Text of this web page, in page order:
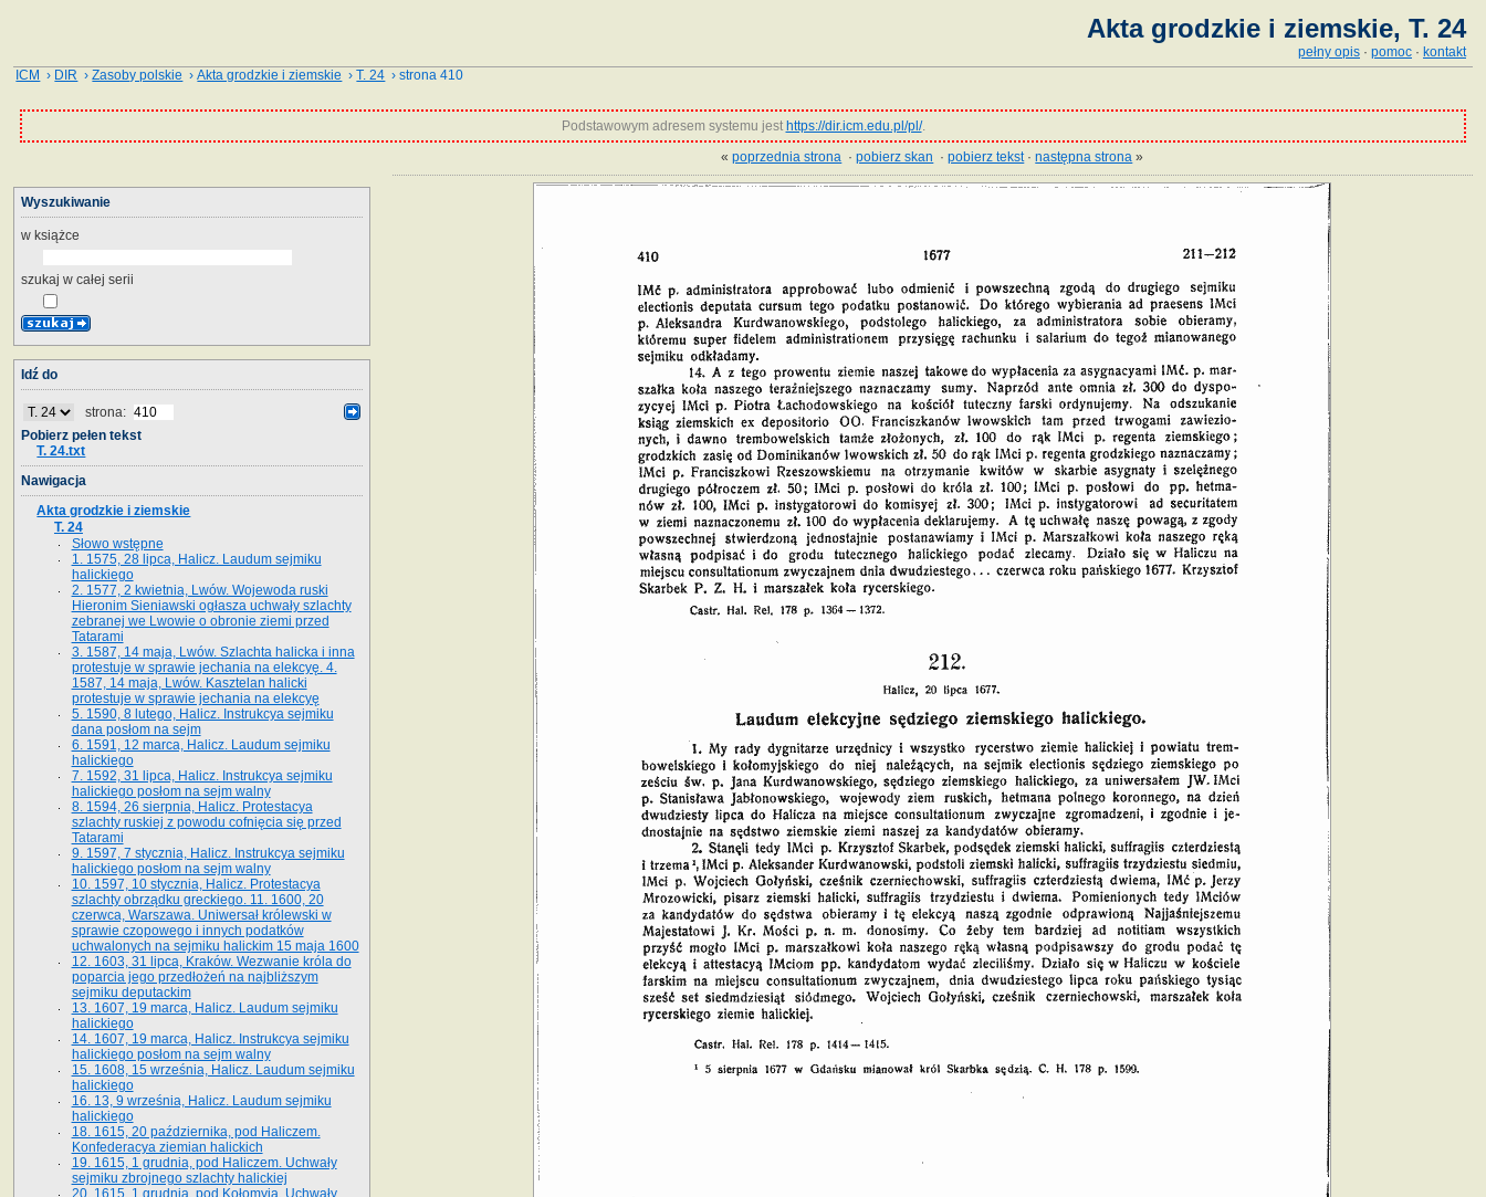
Akta grodzkie i ziemskie, T. 24
pełny opis · pomoc · kontakt
ICM › DIR ›Zasoby polskie ›Akta grodzkie i ziemskie ›T. 24 › strona 410
Podstawowym adresem systemu jest https://dir.icm.edu.pl/pl/.
«poprzednia strona ·pobierz skan ·pobierz tekst·następna strona »
Wyszukiwanie
w książce
szukaj w całej serii
Idź do
strona:
Pobierz pełen tekst
T. 24.txt
Nawigacja
Akta grodzkie i ziemskie
T. 24
Słowo wstępne
1. 1575, 28 lipca, Halicz. Laudum sejmiku
halickiego
2. 1577, 2 kwietnia, Lwów. Wojewoda ruski
Hieronim Sieniawski ogłasza uchwały szlachty
zebranej we Lwowie o obronie ziemi przed
Tatarami
3. 1587, 14 maja, Lwów. Szlachta halicka i inna
protestuje w sprawie jechania na elekcyę. 4.
1587, 14 maja, Lwów. Kasztelan halicki
protestuje w sprawie jechania na elekcyę
5. 1590, 8 lutego, Halicz. Instrukcya sejmiku
dana posłom na sejm
6. 1591, 12 marca, Halicz. Laudum sejmiku
halickiego
7. 1592, 31 lipca, Halicz. Instrukcya sejmiku
halickiego posłom na sejm walny
8. 1594, 26 sierpnia, Halicz. Protestacya
szlachty ruskiej z powodu cofnięcia się przed
Tatarami
9. 1597, 7 stycznia, Halicz. Instrukcya sejmiku
halickiego posłom na sejm walny
10. 1597, 10 stycznia, Halicz. Protestacya
szlachty obrządku greckiego. 11. 1600, 20
czerwca, Warszawa. Uniwersał królewski w
sprawie czopowego i innych podatków
uchwalonych na sejmiku halickim 15 maja 1600
12. 1603, 31 lipca, Kraków. Wezwanie króla do
poparcia jego przedłożeń na najbliższym
sejmiku deputackim
13. 1607, 19 marca, Halicz. Laudum sejmiku
halickiego
14. 1607, 19 marca, Halicz. Instrukcya sejmiku
halickiego posłom na sejm walny
15. 1608, 15 września, Halicz. Laudum sejmiku
halickiego
16. 13, 9 września, Halicz. Laudum sejmiku
halickiego
18. 1615, 20 października, pod Haliczem.
Konfederacya ziemian halickich
19. 1615, 1 grudnia, pod Haliczem. Uchwały
sejmiku zbrojnego szlachty halickiej
20. 1615, 1 grudnia, pod Kołomyją. Uchwały